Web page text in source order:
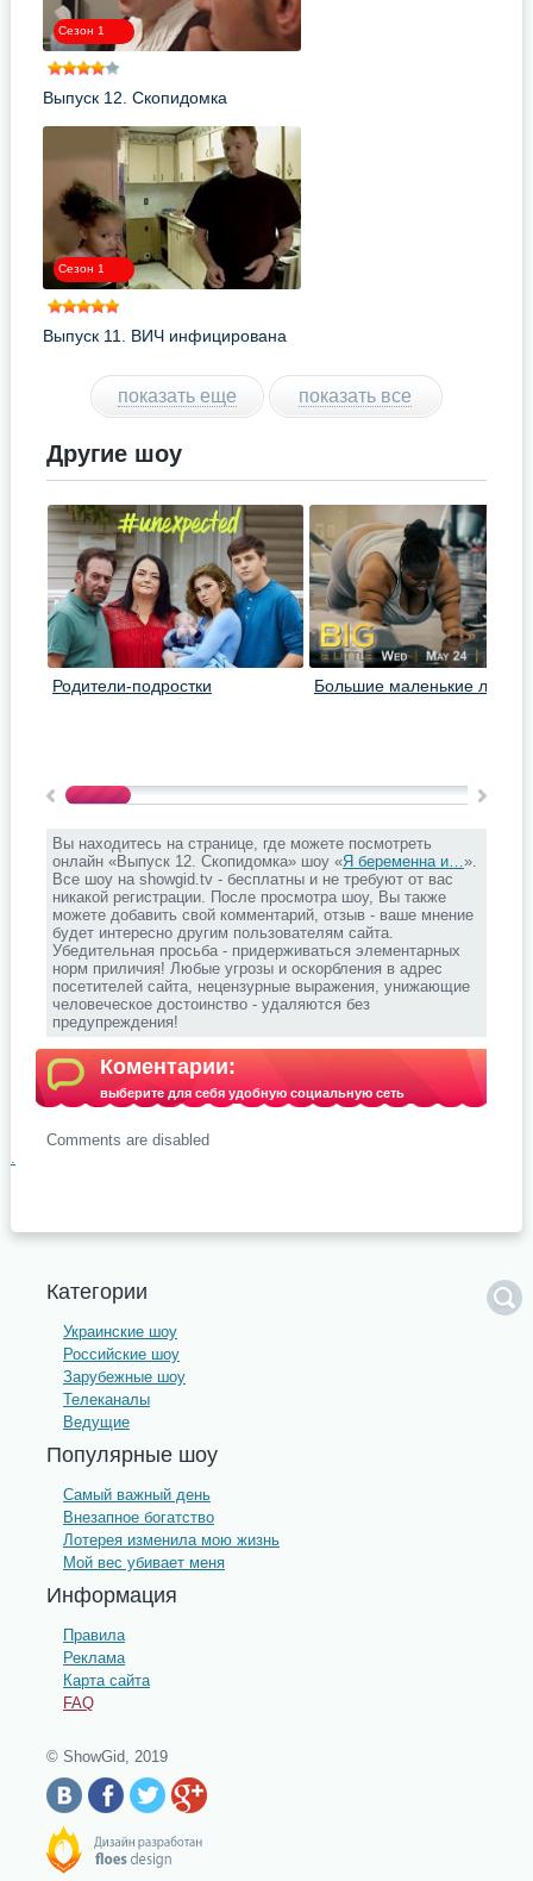
Сезон 1
Выпуск 12. Скопидомка
Сезон 1
Выпуск 11. ВИЧ инфицирована
показать еще показать все
Другие шоу
Родители-подростки Большие маленькие люди
Вы находитесь на странице, где можете посмотреть
онлайн «Выпуск 12. Скопидомка» шоу «Я беременна и…».
Все шоу на showgid.tv - бесплатны и не требуют от вас
никакой регистрации. После просмотра шоу, Вы также
можете добавить свой комментарий, отзыв - ваше мнение
будет интересно другим пользователям сайта.
Убедительная просьба - придерживаться элементарных
норм приличия! Любые угрозы и оскорбления в адрес
посетителей сайта, нецензурные выражения, унижающие
человеческое достоинство - удаляются без
предупреждения!
Коментарии:
выберите для себя удобную социальную сеть
Comments are disabled
.
Категории
Украинские шоу
Российские шоу
Зарубежные шоу
Телеканалы
Ведущие
Популярные шоу
Самый важный день
Внезапное богатство
Лотерея изменила мою жизнь
Мой вес убивает меня
Информация
Правила
Реклама
Карта сайта
FAQ
© ShowGid, 2019